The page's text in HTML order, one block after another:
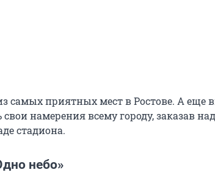
самых приятных мест в Ростове. А еще
намерения всему городу, заказав
стадиона.
небо»